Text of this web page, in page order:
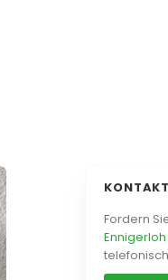
Fordern
Ennigerloh